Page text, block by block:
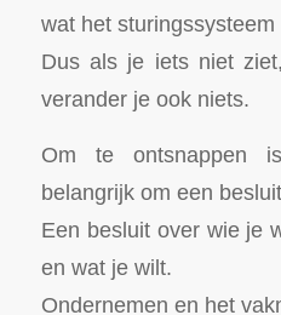
wat het sturingssysteem
Dus als je iets niet
verander je ook niets.
Om te ontsnappen
belangrijk om een
Een besluit over wie je
en wat je wilt.
Ondernemen en het